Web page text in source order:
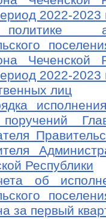
2022-2023
Чеченской
2022-2023
лиц
Республики
об
за первый